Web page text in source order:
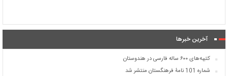
آخرین خبرها
کتیبه‌های ۶۰۰ ساله فارسی در هندوستان
شماره 101 نامۀ فرهنگستان منتشر شد